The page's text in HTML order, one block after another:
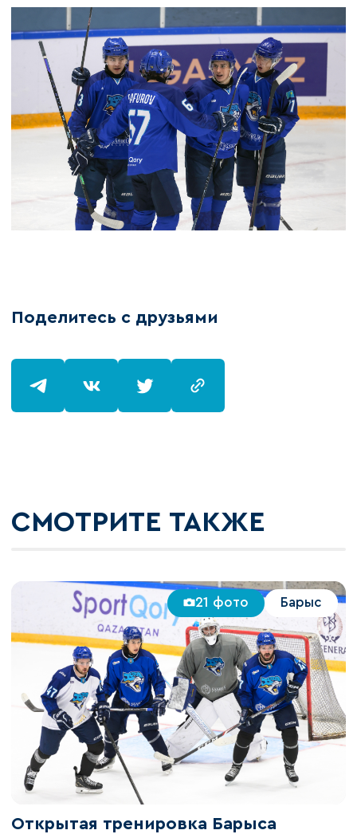
Поделитесь с друзьями
СМОТРИТЕ ТАКЖЕ
21 фото Барыс
Открытая тренировка Барыса